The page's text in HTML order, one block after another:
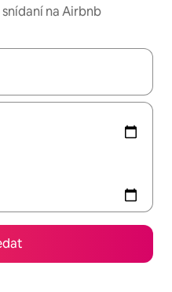
na Airbnb
můžeš si je procházet pomocí